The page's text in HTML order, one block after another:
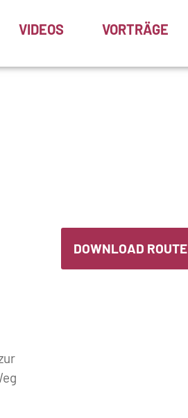
VIDEOS VORTRÄGE
DOWNLOAD ROUTE